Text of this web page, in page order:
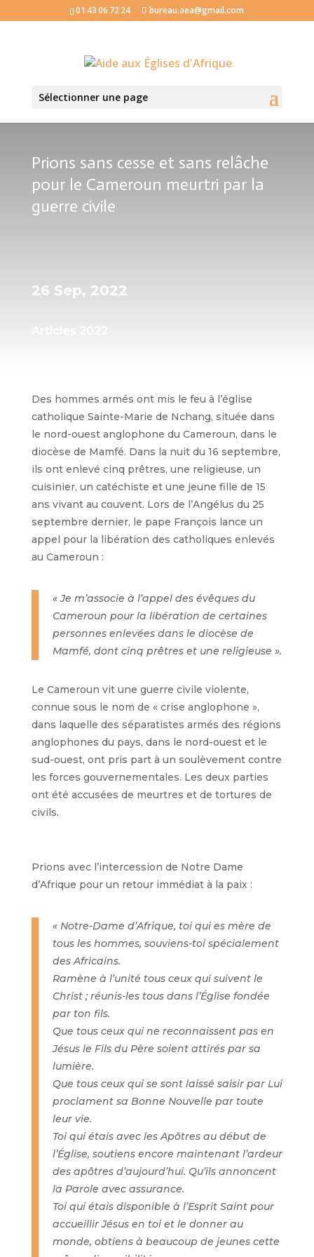
01 43 06 72 24 bureau.aea@gmail.com
Sélectionner une page
Prions sans cesse et sans relâche
pour le Cameroun meurtri par la
guerre civile
26 Sep, 2022
Des hommes armés ont mis le feu à l’église
catholique Sainte-Marie de Nchang, située dans
le nord-ouest anglophone du Cameroun, dans le
diocèse de Mamfé. Dans la nuit du 16 septembre,
ils ont enlevé cinq prêtres, une religieuse, un
cuisinier, un catéchiste et une jeune fille de 15
ans vivant au couvent. Lors de l’Angélus du 25
septembre dernier, le pape François lance un
appel pour la libération des catholiques enlevés
au Cameroun :
« Je m’associe à l’appel des évêques du
Cameroun pour la libération de certaines
personnes enlevées dans le diocèse de
Mamfé, dont cinq prêtres et une religieuse ».
Le Cameroun vit une guerre civile violente,
connue sous le nom de « crise anglophone »,
dans laquelle des séparatistes armés des régions
anglophones du pays, dans le nord-ouest et le
sud-ouest, ont pris part à un soulèvement contre
les forces gouvernementales. Les deux parties
ont été accusées de meurtres et de tortures de
civils.
Prions avec l’intercession de Notre Dame
d’Afrique pour un retour immédiat à la paix :
« Notre-Dame d’Afrique, toi qui es mère de
tous les hommes, souviens-toi spécialement
des Africains.
Ramène à l’unité tous ceux qui suivent le
Christ ; réunis-les tous dans l’Église fondée
par ton fils.
Que tous ceux qui ne reconnaissent pas en
Jésus le Fils du Père soient attirés par sa
lumière.
Que tous ceux qui se sont laissé saisir par Lui
proclament sa Bonne Nouvelle par toute
leur vie.
Toi qui étais avec les Apôtres au début de
l’Église, soutiens encore maintenant l’ardeur
des apôtres d’aujourd’hui. Qu’ils annoncent
la Parole avec assurance.
Toi qui étais disponible à l’Esprit Saint pour
accueillir Jésus en toi et le donner au
monde, obtiens à beaucoup de jeunes cette